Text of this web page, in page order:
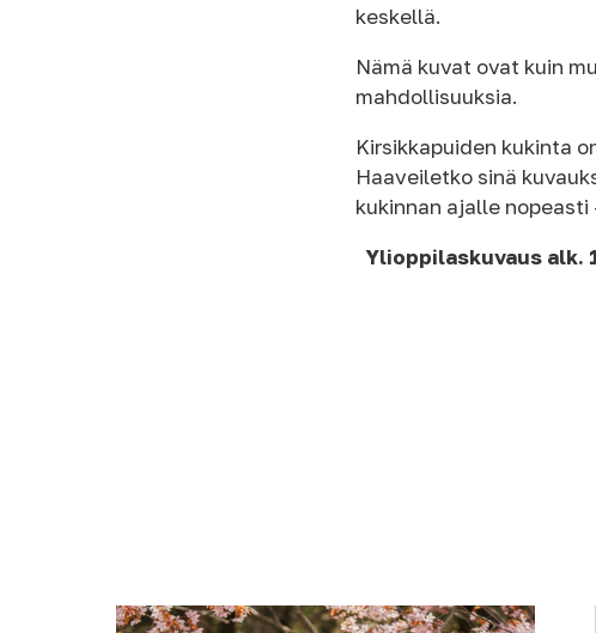
keskellä.
Nämä kuvat ovat kuin
mahdollisuuksia.
Kirsikkapuiden kukinta
Haaveiletko sinä
kukinnan ajalle
Ylioppilaskuvaus alk.